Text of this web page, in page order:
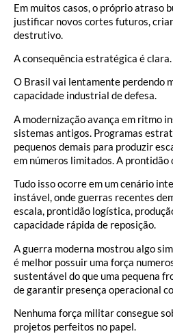
Em muitos casos, o próprio atraso
justificar novos cortes futuros,
destrutivo.
A consequência estratégica é clara.
O Brasil vai lentamente perdendo
capacidade industrial de defesa.
A modernização avança em ritmo
sistemas antigos. Programas
pequenos demais para produzir
em números limitados. A prontidão
Tudo isso ocorre em um cenário
instável, onde guerras recentes
escala, prontidão logística,
capacidade rápida de reposição.
A guerra moderna mostrou algo
é melhor possuir uma força
sustentável do que uma pequena
de garantir presença operacional
Nenhuma força militar consegue
projetos perfeitos no papel.